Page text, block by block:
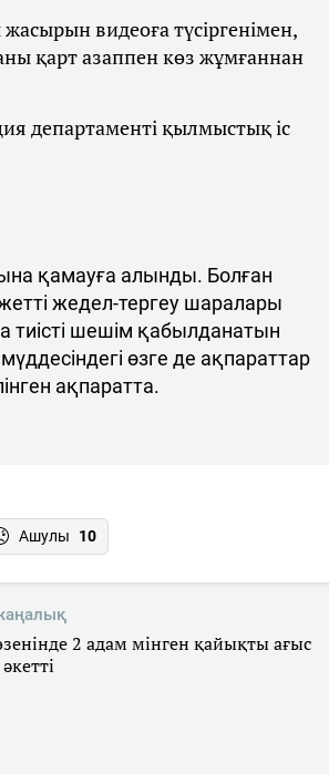
видеоға түсіргенімен,
қарт азаппен көз жұмғаннан
департаменті қылмыстық іс
қамауға алынды. Болған
жедел-тергеу шаралары
тиісті шешім қабылданатын
өзге де ақпараттар
ақпаратта.
Ашулы 10
2 адам мінген қайықты ағыс